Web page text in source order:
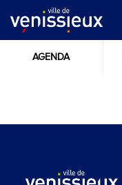
Content
AGENDA